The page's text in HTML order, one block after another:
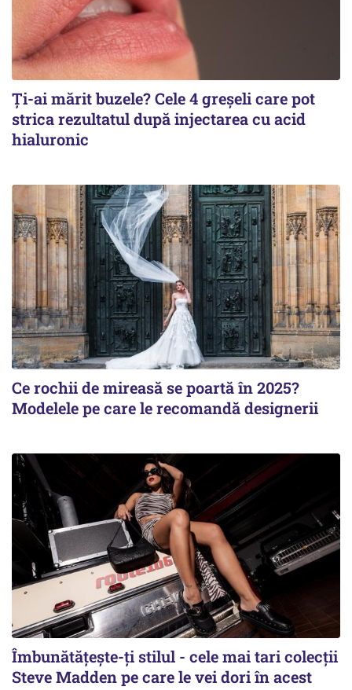
Ți-ai mărit buzele? Cele 4 greșeli care pot
strica rezultatul după injectarea cu acid
hialuronic
Ce rochii de mireasă se poartă în 2025?
Modelele pe care le recomandă designerii
Îmbunătățește-ți stilul - cele mai tari colecții
Steve Madden pe care le vei dori în acest